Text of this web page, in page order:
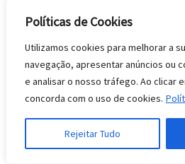
Políticas de Cookies
Utilizamos cookies para melhorar a
navegação, apresentar anúncios ou
e analisar o nosso tráfego. Ao clicar
concorda com o uso de cookies.
Rejeitar Tudo
PMEs frequentemente
é exclusivo de grandes
recursos abundantes. Na
verdadeiro: empresas
decisão mais curtos, menor
mudança e impacto mais
melhoria. O ponto de